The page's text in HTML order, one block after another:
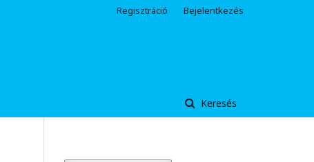
Keresés
Regisztráció Bejelentkezés